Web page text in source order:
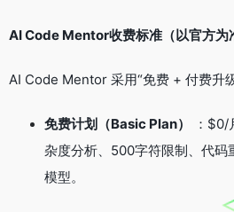
AI Code Mentor收费标准（以官方为
AI Code Mentor 采用“免费 + 付费升
免费计划（Basic Plan）
：$0/
杂度分析、500字符限制、代码
模型。